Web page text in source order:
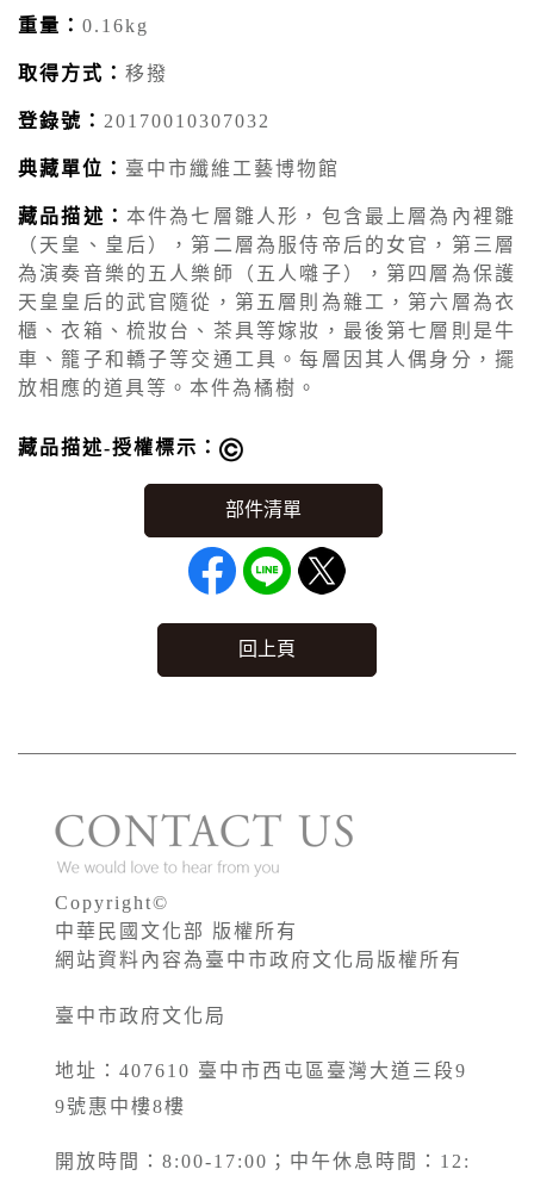
重量： 0.16kg
取得方式： 移撥
登錄號： 20170010307032
典藏單位： 臺中市纖維工藝博物館
藏品描述： 本件為七層雛人形，包含最上層為內裡雛
（天皇、皇后），第二層為服侍帝后的女官，第三層
為演奏音樂的五人樂師（五人囃子），第四層為保護
天皇皇后的武官隨從，第五層則為雜工，第六層為衣
櫃、衣箱、梳妝台、茶具等嫁妝，最後第七層則是牛
車、籠子和轎子等交通工具。每層因其人偶身分，擺
放相應的道具等。本件為橘樹。
藏品描述-授權標示：
回上頁
Copyright©
中華民國文化部 版權所有
網站資料內容為臺中市政府文化局版權所有
臺中市政府文化局
地址：407610 臺中市西屯區臺灣大道三段9
9號惠中樓8樓
開放時間：8:00-17:00；中午休息時間：12: